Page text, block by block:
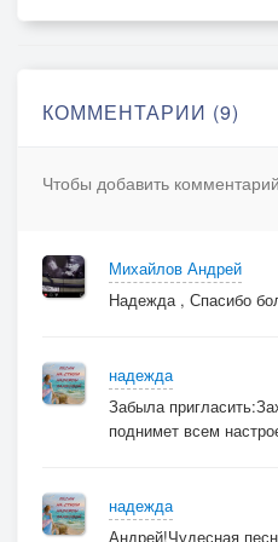
КОММЕНТАРИИ (9)
Чтобы добавить комментарий
Михайлов Андрей
Надежда , Спасибо
надежда
Забыла
поднимет всем
надежда
Андрей!Чудесная